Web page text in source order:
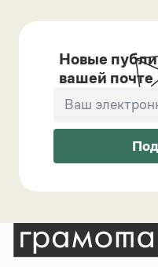
Новые
вашей почте